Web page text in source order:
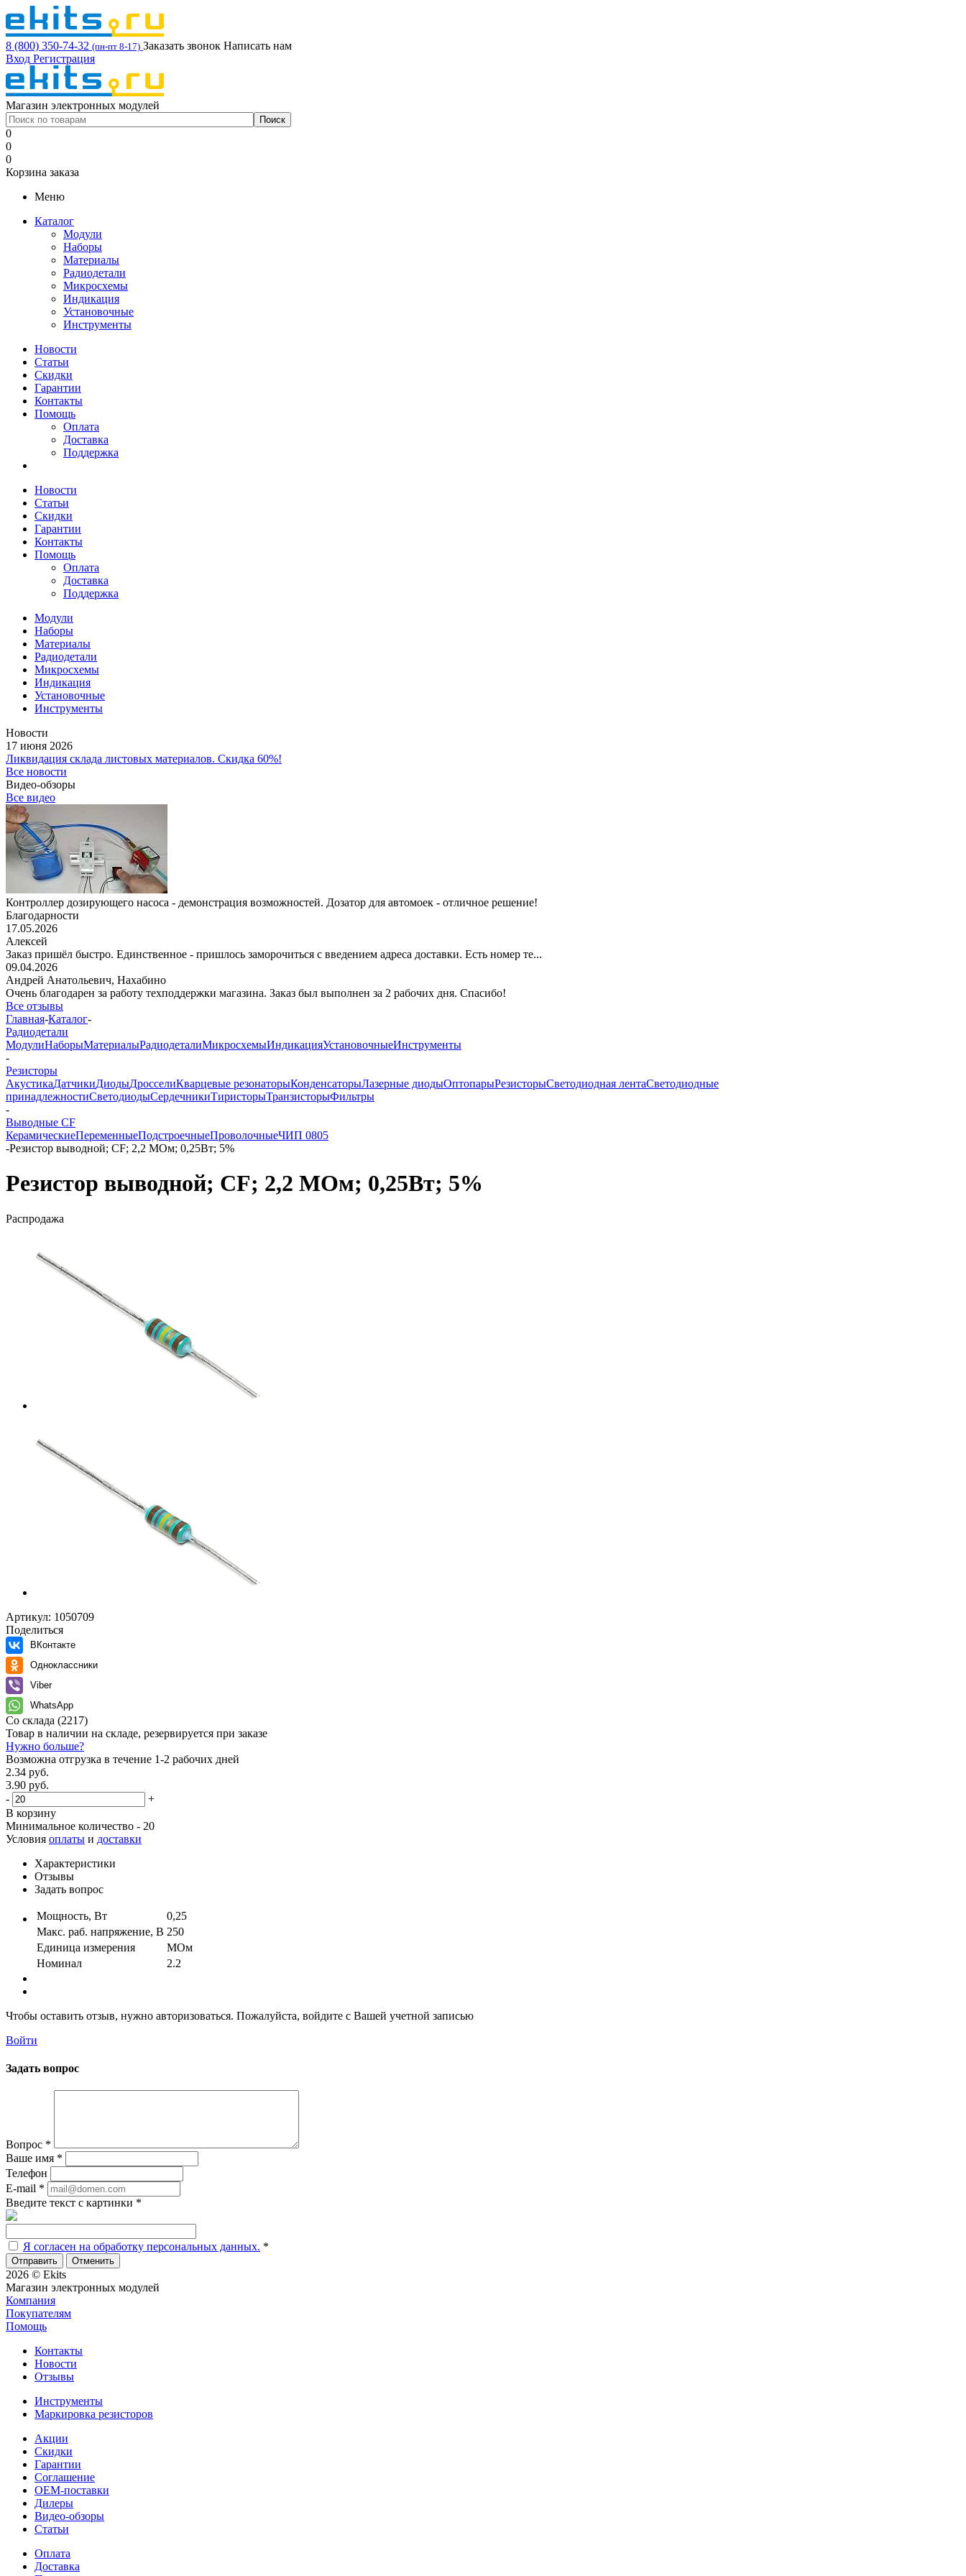
8 (800) 350-74-32 (пн-пт 8-17) Заказать звонок Написать нам
Вход Регистрация
Магазин электронных модулей
0
0
0
Корзина заказа
Меню
Каталог
Модули
Наборы
Материалы
Радиодетали
Микросхемы
Индикация
Установочные
Инструменты
Новости
Статьи
Скидки
Гарантии
Контакты
Помощь
Оплата
Доставка
Поддержка
Новости
Статьи
Скидки
Гарантии
Контакты
Помощь
Оплата
Доставка
Поддержка
Модули
Наборы
Материалы
Радиодетали
Микросхемы
Индикация
Установочные
Инструменты
Новости
17 июня 2026
Ликвидация склада листовых материалов. Скидка 60%!
Все новости
Видео-обзоры
Все видео
Контроллер дозирующего насоса - демонстрация возможностей. Дозатор для автомоек - отличное решение!
Благодарности
17.05.2026
Алексей
Заказ пришёл быстро. Единственное - пришлось заморочиться с введением адреса доставки. Есть номер те...
09.04.2026
Андрей Анатольевич, Нахабино
Очень благодарен за работу техподдержки магазина. Заказ был выполнен за 2 рабочих дня. Спасибо!
Все отзывы
Главная-Каталог-
Радиодетали
МодулиНаборыМатериалыРадиодеталиМикросхемыИндикацияУстановочныеИнструменты
-
Резисторы
АкустикаДатчикиДиодыДросселиКварцевые резонаторыКонденсаторыЛазерные диодыОптопарыРезисторыСветодиодная лентаСветодиодные
принадлежностиСветодиодыСердечникиТиристорыТранзисторыФильтры
-
Выводные CF
КерамическиеПеременныеПодстроечныеПроволочныеЧИП 0805
-Резистор выводной; CF; 2,2 МОм; 0,25Вт; 5%
Резистор выводной; CF; 2,2 МОм; 0,25Вт; 5%
Распродажа
Артикул: 1050709
Поделиться
ВКонтакте
Одноклассники
Viber
WhatsApp
Со склада (2217)
Товар в наличии на складе, резервируется при заказе
Нужно больше?
Возможна отгрузка в течение 1-2 рабочих дней
2.34 руб.
3.90 руб.
-
+
В корзину
Минимальное количество - 20
Условия оплаты и доставки
Характеристики
Отзывы
Задать вопрос
Мощность, Вт
0,25
Макс. раб. напряжение, В 250
Единица измерения
МОм
Номинал
2.2
Чтобы оставить отзыв, нужно авторизоваться. Пожалуйста, войдите с Вашей учетной записью
Войти
Задать вопрос
Вопрос *
Ваше имя *
Телефон
E-mail *
Введите текст с картинки *
Я согласен на обработку персональных данных. *
Отменить
2026 © Ekits
Магазин электронных модулей
Компания
Покупателям
Помощь
Контакты
Новости
Отзывы
Инструменты
Маркировка резисторов
Акции
Скидки
Гарантии
Соглашение
OEM-поставки
Дилеры
Видео-обзоры
Статьи
Оплата
Доставка